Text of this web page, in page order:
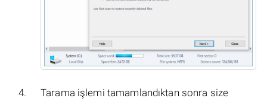
Tarama işlemi tamamlandıktan sonra size